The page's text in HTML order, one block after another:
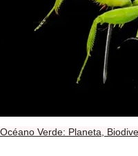
Océano Verde: Planeta,